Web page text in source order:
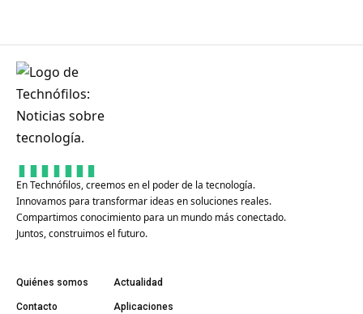
En Technófilos, creemos en el poder de la tecnología.
Innovamos para transformar ideas en soluciones reales.
Compartimos conocimiento para un mundo más conectado.
Juntos, construimos el futuro.
Quiénes somos
Contacto
Actualidad
Aplicaciones